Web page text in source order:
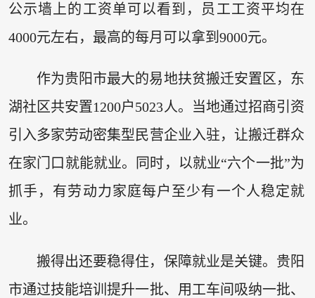
公示墙上的工资单可以看到，员工工资平均在
4000元左右，最高的每月可以拿到9000元。
作为贵阳市最大的易地扶贫搬迁安置区，东
湖社区共安置1200户5023人。当地通过招商引资
引入多家劳动密集型民营企业入驻，让搬迁群众
在家门口就能就业。同时，以就业“六个一批”为
抓手，有劳动力家庭每户至少有一个人稳定就
业。
搬得出还要稳得住，保障就业是关键。贵阳
市通过技能培训提升一批、用工车间吸纳一批、